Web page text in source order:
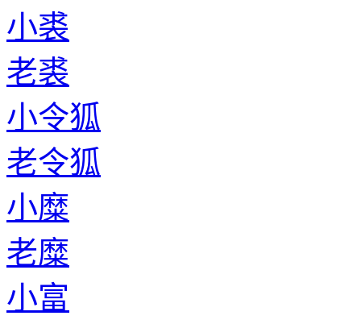
小裘
老裘
小令狐
老令狐
小糜
老糜
小富